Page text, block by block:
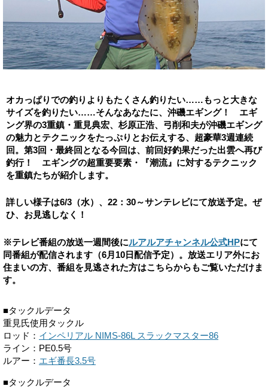
オカっぱりでの釣りよりもたくさん釣りたい……もっと大きな
サイズを釣りたい……そんなあなたに、沖磯エギング！ エギ
ング界の3重鎮・重見典宏、杉原正浩、弓削和夫が沖磯エギング
の魅力とテクニックをたっぷりとお伝えする、超豪華3週連続
回。第3回・最終回となる今回は、前回好釣果だった出雲へ再び
釣行！ エギングの超重要要素・『潮流』に対するテクニック
を重鎮たちが紹介します。
詳しい様子は6/3（水）、22：30～サンテレビにて放送予定。ぜ
ひ、お見逃しなく！
※テレビ番組の放送一週間後にルアルアチャンネル公式HPにて
同番組が配信されます（6月10日配信予定）。放送エリア外にお
住まいの方、番組を見逃された方はこちらからもご覧いただけま
す。
■タックルデータ
重見氏使用タックル
ロッド： インペリアル NIMS-86L スラックマスター86
ライン：PE0.5号
ルアー： エギ番長3.5号
■タックルデータ